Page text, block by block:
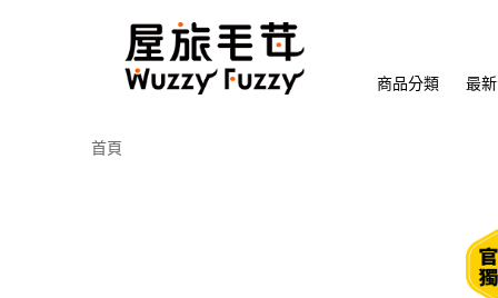
商品分類 最
首頁